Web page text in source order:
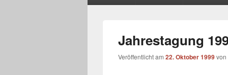
Jahrestagung
Veröffentlicht am 22. Oktober 1999von